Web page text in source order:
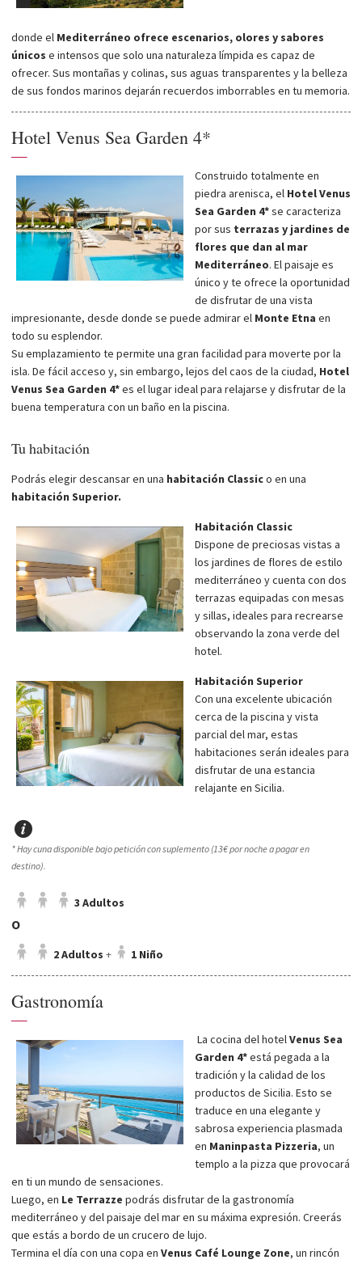
donde el Mediterráneo ofrece escenarios, olores y sabores
únicos e intensos que solo una naturaleza límpida es capaz de
ofrecer. Sus montañas y colinas, sus aguas transparentes y la belleza
de sus fondos marinos dejarán recuerdos imborrables en tu memoria.
Hotel Venus Sea Garden 4*
—
Construido totalmente en
piedra arenisca, elHotel Venus
Sea Garden 4*se caracteriza
por sus terrazas y jardines de
flores que dan al mar
Mediterráneo. El paisaje es
único y te ofrece la oportunidad
de disfrutar de una vista
impresionante, desde donde se puede admirar el Monte Etna en
todo su esplendor.
Su emplazamiento te permite una gran facilidad para moverte por la
isla. De fácil acceso y, sin embargo, lejos del caos de la ciudad, Hotel
Venus Sea Garden 4*es el lugar ideal para relajarse y disfrutar de la
buena temperatura con un baño en la piscina.
Tu habitación
Podrás elegir descansar en una habitación Classico en una
habitación Superior.
Habitación Classic
Dispone de preciosas vistas a
los jardines de flores de estilo
mediterráneo y cuenta con dos
terrazas equipadas con mesas
y sillas, ideales para recrearse
observando la zona verde del
hotel.
Habitación Superior
Con una excelente ubicación
cerca de la piscina y vista
parcial del mar, estas
habitaciones serán ideales para
disfrutar de una estancia
relajante en Sicilia.
* Hay cuna disponible bajo petición con suplemento (13€ por noche a pagar en
destino).
3 Adultos
O
2 Adultos + 1 Niño
Gastronomía
—
La cocina del hotelVenus Sea
Garden 4*está pegada a la
tradición y la calidad de los
productos de Sicilia. Esto se
traduce en una elegante y
sabrosa experiencia plasmada
en Maninpasta Pizzeria, un
templo a la pizza que provocará
en ti un mundo de sensaciones.
Luego, en Le Terrazze podrás disfrutar de la gastronomía
mediterráneo y del paisaje del mar en su máxima expresión. Creerás
que estás a bordo de un crucero de lujo.
Termina el día con una copa en Venus Café Lounge Zone, un rincón